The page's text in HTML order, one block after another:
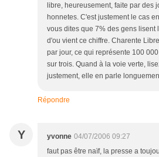
libre, heureusement, faite par des
honnetes. C'est justement le cas
vous dites que 7% des gens lisent
d'ou vient ce chiffre. Charente
par jour, ce qui représente 100
sur trois. Quand à la voie verte,
justement, elle en parle
Répondre
Y yvonne 04/07/2006 09:27
faut pas être naïf, la presse a